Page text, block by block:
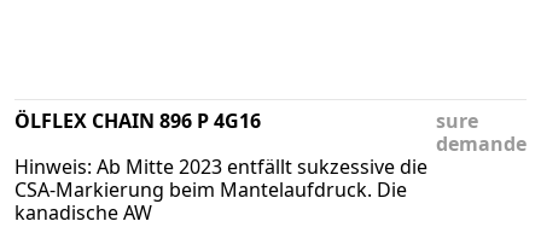
ÖLFLEX CHAIN 896 P 4G16
Hinweis: Ab Mitte 2023 entfällt sukzessive die
CSA-Markierung beim Mantelaufdruck. Die
kanadische AW
sure
demande